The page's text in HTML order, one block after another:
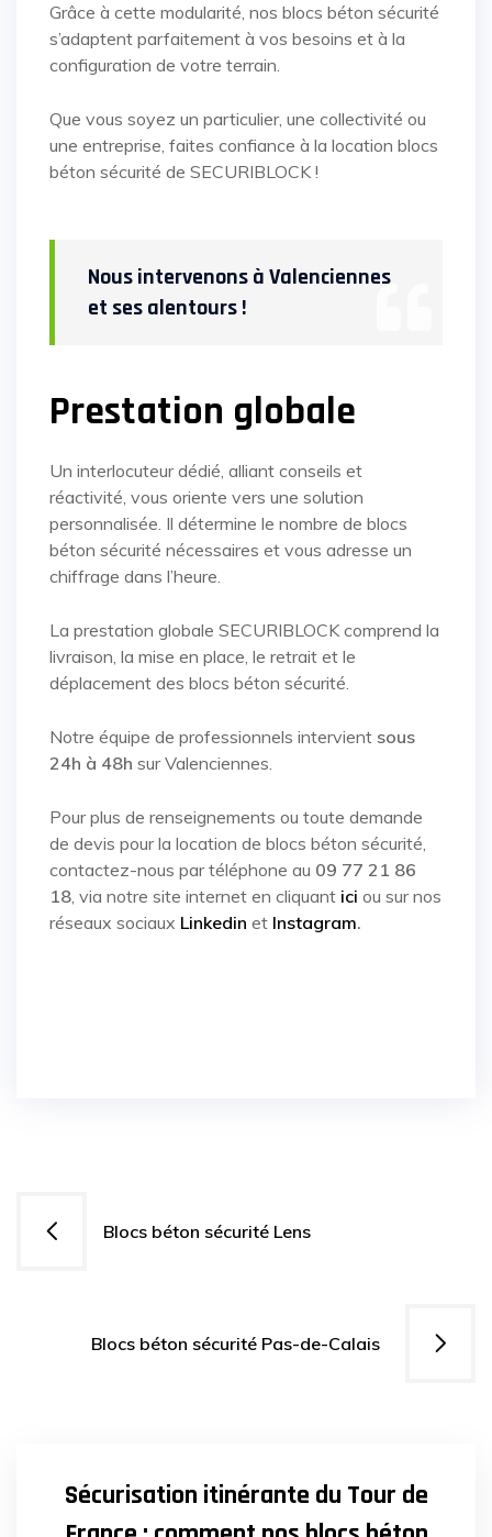
Grâce à cette modularité, nos blocs béton sécurité
s’adaptent parfaitement à vos besoins et à la
configuration de votre terrain.
Que vous soyez un particulier, une collectivité ou
une entreprise, faites confiance à la location blocs
béton sécurité de SECURIBLOCK !
Nous intervenons à Valenciennes
et ses alentours !
Prestation globale
Un interlocuteur dédié, alliant conseils et
réactivité, vous oriente vers une solution
personnalisée. Il détermine le nombre de blocs
béton sécurité nécessaires et vous adresse un
chiffrage dans l’heure.
La prestation globale SECURIBLOCK comprend la
livraison, la mise en place, le retrait et le
déplacement des blocs béton sécurité.
Notre équipe de professionnels intervient sous
24h à 48h sur Valenciennes.
Pour plus de renseignements ou toute demande
de devis pour la location de blocs béton sécurité,
contactez-nous par téléphone au 09 77 21 86
18, via notre site internet en cliquant ici ou sur nos
réseaux sociaux Linkedin et Instagram.
Navigation
Blocs béton sécurité Lens
Blocs béton sécurité Pas-de-Calais
Sécurisation itinérante du Tour de